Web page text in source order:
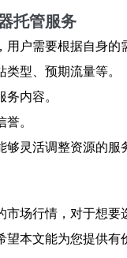
托管服务
用户需要根据自身
型、预期流量等。
内容。
。
够灵活调整资源的服
市场行情，对于想
望本文能为您提供